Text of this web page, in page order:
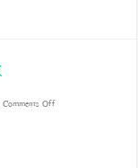
Comments Offon